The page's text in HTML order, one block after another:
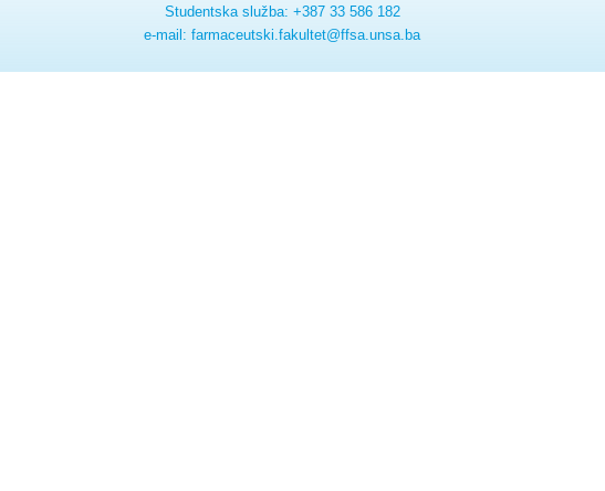
Studentska služba: +387 33 586 182
e-mail: farmaceutski.fakultet@ffsa.unsa.ba